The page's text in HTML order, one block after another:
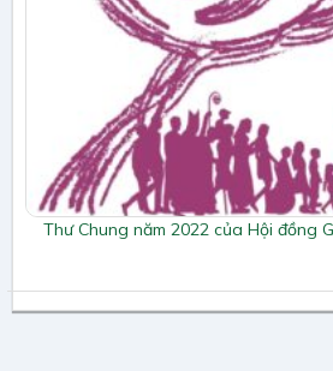
Thư Chung năm 2022 của Hội đồng